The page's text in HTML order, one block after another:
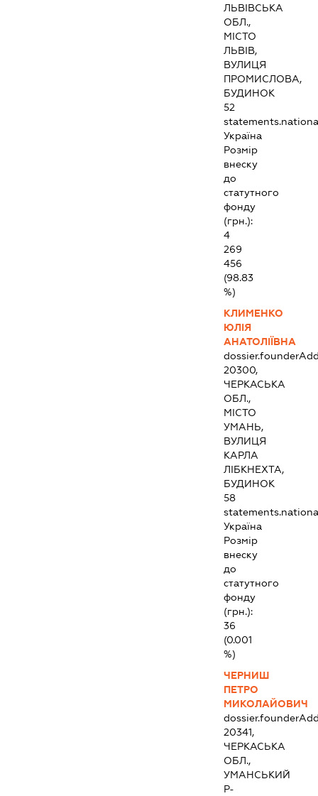
ЛЬВІВСЬКА
ОБЛ.,
МІСТО
ЛЬВІВ,
ВУЛИЦЯ
ПРОМИСЛОВА,
БУДИНОК
52
Україна
Розмір
внеску
до
статутного
фонду
(грн.):
4
269
456
(98.83
%)
КЛИМЕНКО
ЮЛІЯ
АНАТОЛІЇВНА
20300,
ЧЕРКАСЬКА
ОБЛ.,
МІСТО
УМАНЬ,
ВУЛИЦЯ
КАРЛА
ЛІБКНЕХТА,
БУДИНОК
58
Україна
Розмір
внеску
до
статутного
фонду
(грн.):
36
(0.001
%)
ЧЕРНИШ
ПЕТРО
МИКОЛАЙОВИЧ
20341,
ЧЕРКАСЬКА
ОБЛ.,
УМАНСЬКИЙ
Р-